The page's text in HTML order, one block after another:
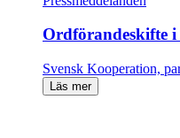
Ordförandeskifte
Svensk Kooperation,
Läs mer